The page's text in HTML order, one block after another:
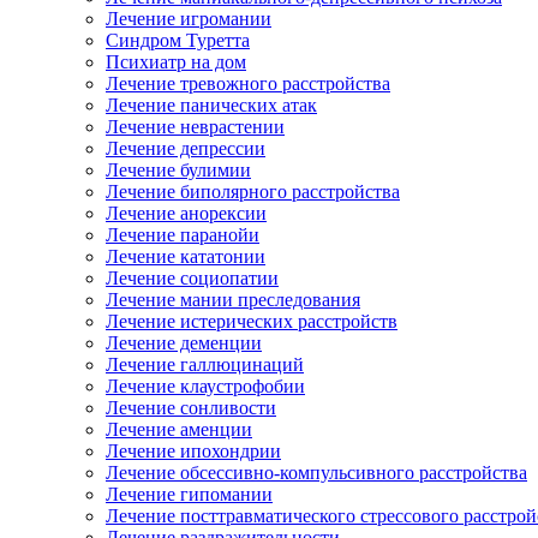
Лечение игромании
Синдром Туретта
Психиатр на дом
Лечение тревожного расстройства
Лечение панических атак
Лечение неврастении
Лечение депрессии
Лечение булимии
Лечение биполярного расстройства
Лечение анорексии
Лечение паранойи
Лечение кататонии
Лечение социопатии
Лечение мании преследования
Лечение истерических расстройств
Лечение деменции
Лечение галлюцинаций
Лечение клаустрофобии
Лечение сонливости
Лечение аменции
Лечение ипохондрии
Лечение обсессивно-компульсивного расстройства
Лечение гипомании
Лечение посттравматического стрессового